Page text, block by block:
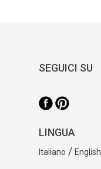
SEGUICI SU
LINGUA
Italiano /English